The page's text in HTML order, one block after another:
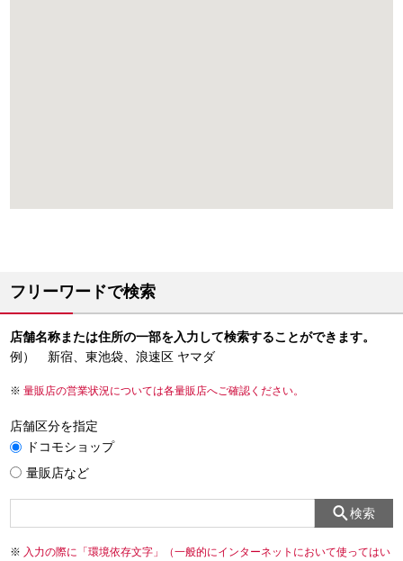
フリーワードで検索
店舗名称または住所の一部を入力して検索することができます。
例） 新宿、東池袋、浪速区 ヤマダ
量販店の営業状況については各量販店へご確認ください。
店舗区分を指定
ドコモショップ
量販店など
検索
入力の際に「環境依存文字」（一般的にインターネットにおいて使ってはい